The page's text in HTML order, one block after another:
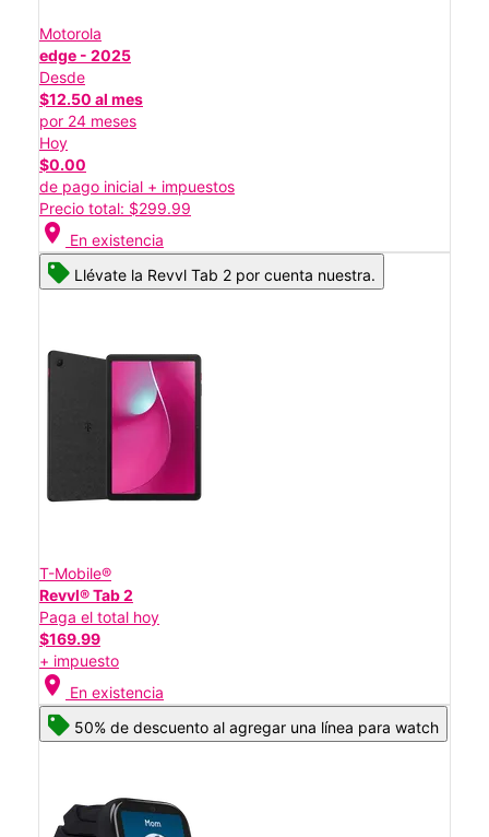
Motorola
edge - 2025
Desde
$12.50 al mes
por 24 meses
Hoy
$0.00
de pago inicial + impuestos
Precio total: $299.99
location_on En existencia
Llévate la Revvl Tab 2 por cuenta nuestra.
T-Mobile®
Revvl® Tab 2
Paga el total hoy
$169.99
+ impuesto
location_on En existencia
50% de descuento al agregar una línea para watch